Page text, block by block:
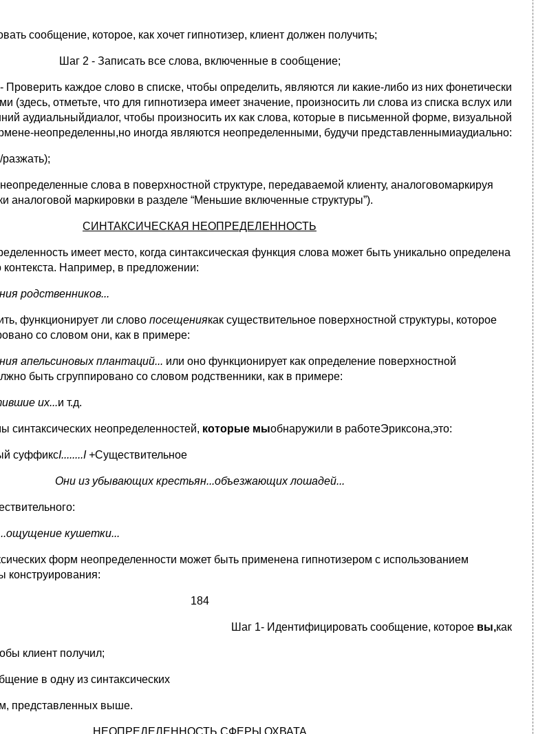
сообщение, которое, как хочет гипнотизер, клиент должен получить;
Шаг 2 - Записать все слова, включенные в сообщение;
Проверить каждое слово в списке, чтобы определить, являются ли какие-либо из них фонетически
(здесь, отметьте, что для гипнотизера имеет значение, произносить ли слова из списка вслух или
аудиальныйдиалог, чтобы произносить их как слова, которые в письменной форме, визуальной
неопределенны,но иногда являются неопределенными, будучи представленнымиаудиально:
слова в поверхностной структуре, передаваемой клиенту, аналоговомаркируя
аналоговой маркировки в разделе “Меньшие включенные структуры”).
СИНТАКСИЧЕСКАЯ НЕОПРЕДЕЛЕННОСТЬ
имеет место, когда синтаксическая функция слова может быть уникально определена
контекста. Например, в предложении:
родственников...
функционирует ли слово посещениякак существительное поверхностной структуры, которое
со словом они, как в примере:
апельсиновых плантаций... или оно функционирует как определение поверхностной
быть сгруппировано со словом родственники, как в примере:
их...и т.д.
синтаксических неопределенностей, которые мыобнаружили в работеЭриксона,это:
суффиксI........I +Существительное
Они из убывающих крестьян...объезжающих лошадей...
...ощущение кушетки...
форм неопределенности может быть применена гипнотизером с использованием
конструирования:
184
Шаг 1- Идентифицировать сообщение, которое вы,как
клиент получил;
в одну из синтаксических
представленных выше.
НЕОПРЕДЕЛЕННОСТЬ СФЕРЫ ОХВАТА